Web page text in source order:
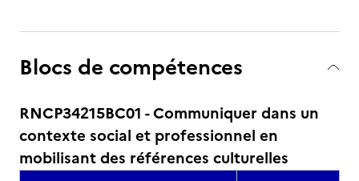
Blocs de compétences
RNCP34215BC01 - Communiquer dans un
contexte social et professionnel en
mobilisant des références culturelles